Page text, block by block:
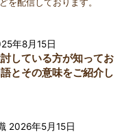
年8月15日
している方が知ってお
とその意味をご紹介し
2026年5月15日